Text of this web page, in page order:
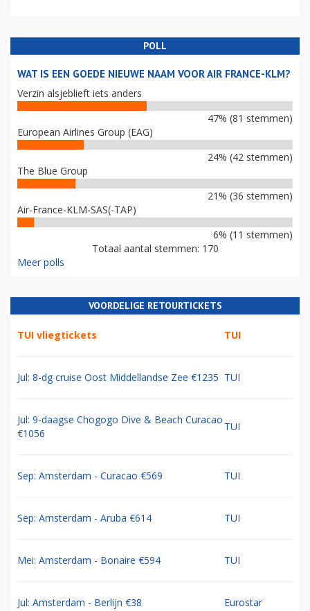
POLL
WAT IS EEN GOEDE NIEUWE NAAM VOOR AIR FRANCE-KLM?
Verzin alsjeblieft iets anders
47% (81 stemmen)
European Airlines Group (EAG)
24% (42 stemmen)
The Blue Group
21% (36 stemmen)
Air-France-KLM-SAS(-TAP)
6% (11 stemmen)
Totaal aantal stemmen: 170
Meer polls
VOORDELIGE RETOURTICKETS
TUI vliegtickets TUI
Jul: 8-dg cruise Oost Middellandse Zee €1235 TUI
Jul: 9-daagse Chogogo Dive & Beach Curacao
€1056
TUI
Sep: Amsterdam - Curacao €569 TUI
Sep: Amsterdam - Aruba €614 TUI
Mei: Amsterdam - Bonaire €594 TUI
Jul: Amsterdam - Berlijn €38 Eurostar